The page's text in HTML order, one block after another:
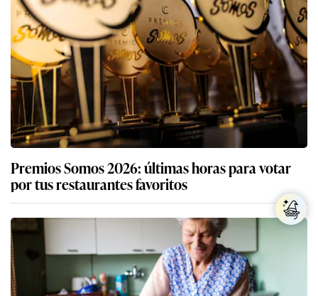
Premios Somos 2026: últimas horas para votar
por tus restaurantes favoritos